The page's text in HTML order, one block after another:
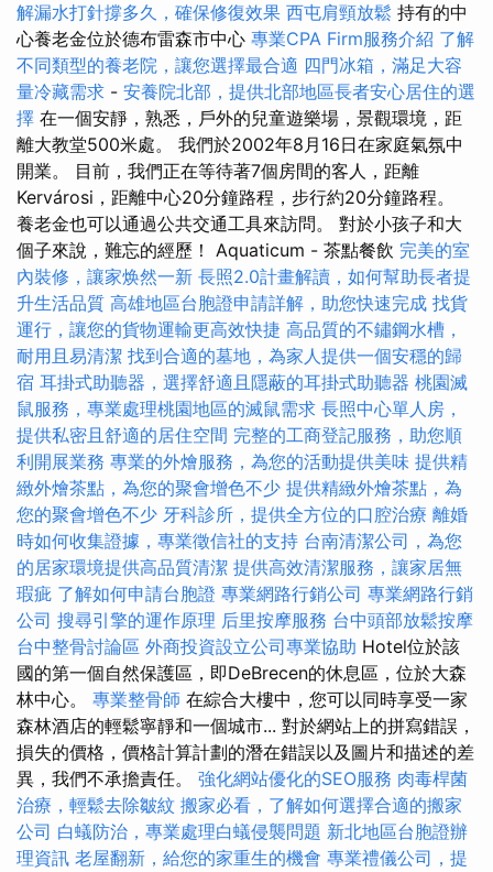
解漏水打針撐多久，確保修復效果 西屯肩頸放鬆 持有的中
心養老金位於德布雷森市中心 專業CPA Firm服務介紹 了解
不同類型的養老院，讓您選擇最合適 四門冰箱，滿足大容
量冷藏需求 - 安養院北部，提供北部地區長者安心居住的選
擇 在一個安靜，熟悉，戶外的兒童遊樂場，景觀環境，距
離大教堂500米處。 我們於2002年8月16日在家庭氣氛中
開業。 目前，我們正在等待著7個房間的客人，距離
Kervárosi，距離中心20分鐘路程，步行約20分鐘路程。
養老金也可以通過公共交通工具來訪問。 對於小孩子和大
個子來說，難忘的經歷！ Aquaticum - 茶點餐飲 完美的室
內裝修，讓家焕然一新 長照2.0計畫解讀，如何幫助長者提
升生活品質 高雄地區台胞證申請詳解，助您快速完成 找貨
運行，讓您的貨物運輸更高效快捷 高品質的不鏽鋼水槽，
耐用且易清潔 找到合適的墓地，為家人提供一個安穩的歸
宿 耳掛式助聽器，選擇舒適且隱蔽的耳掛式助聽器 桃園滅
鼠服務，專業處理桃園地區的滅鼠需求 長照中心單人房，
提供私密且舒適的居住空間 完整的工商登記服務，助您順
利開展業務 專業的外燴服務，為您的活動提供美味 提供精
緻外燴茶點，為您的聚會增色不少 提供精緻外燴茶點，為
您的聚會增色不少 牙科診所，提供全方位的口腔治療 離婚
時如何收集證據，專業徵信社的支持 台南清潔公司，為您
的居家環境提供高品質清潔 提供高效清潔服務，讓家居無
瑕疵 了解如何申請台胞證 專業網路行銷公司 專業網路行銷
公司 搜尋引擎的運作原理 后里按摩服務 台中頭部放鬆按摩
台中整骨討論區 外商投資設立公司專業協助 Hotel位於該
國的第一個自然保護區，即DeBrecen的休息區，位於大森
林中心。 專業整骨師 在綜合大樓中，您可以同時享受一家
森林酒店的輕鬆寧靜和一個城市... 對於網站上的拼寫錯誤，
損失的價格，價格計算計劃的潛在錯誤以及圖片和描述的差
異，我們不承擔責任。 強化網站優化的SEO服務 肉毒桿菌
治療，輕鬆去除皺紋 搬家必看，了解如何選擇合適的搬家
公司 白蟻防治，專業處理白蟻侵襲問題 新北地區台胞證辦
理資訊 老屋翻新，給您的家重生的機會 專業禮儀公司，提